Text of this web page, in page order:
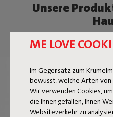
ME LOVE
Im Gegensatz zum
bewusst, welche Arten
Wir verwenden Cookies,
die Ihnen gefallen, Ihnen
Websiteverkehr zu
Unsere
Hashtag #fatboyoriginal,